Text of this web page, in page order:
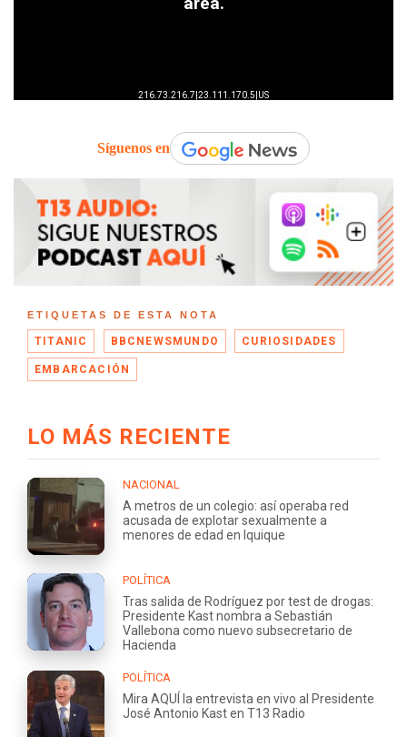
Síguenos en
ETIQUETAS DE ESTA NOTA
TITANIC BBCNEWSMUNDO CURIOSIDADES
EMBARCACIÓN
LO MÁS RECIENTE
NACIONAL
A metros de un colegio: así operaba red
acusada de explotar sexualmente a
menores de edad en Iquique
POLÍTICA
Tras salida de Rodríguez por test de drogas:
Presidente Kast nombra a Sebastián
Vallebona como nuevo subsecretario de
Hacienda
POLÍTICA
Mira AQUÍ la entrevista en vivo al Presidente
José Antonio Kast en T13 Radio